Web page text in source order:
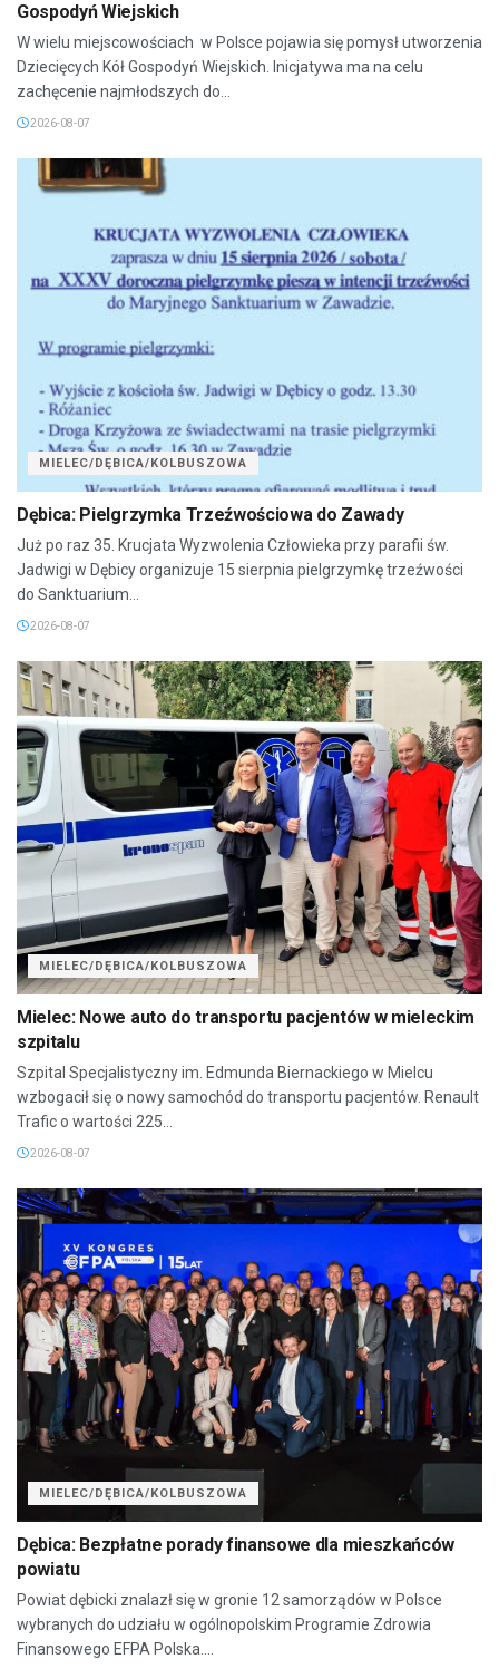
Gospodyń Wiejskich
W wielu miejscowościach w Polsce pojawia się pomysł utworzenia
Dziecięcych Kół Gospodyń Wiejskich. Inicjatywa ma na celu
zachęcenie najmłodszych do...
2026-08-07
MIELEC/DĘBICA/KOLBUSZOWA
Dębica: Pielgrzymka Trzeźwościowa do Zawady
Już po raz 35. Krucjata Wyzwolenia Człowieka przy parafii św.
Jadwigi w Dębicy organizuje 15 sierpnia pielgrzymkę trzeźwości
do Sanktuarium...
2026-08-07
MIELEC/DĘBICA/KOLBUSZOWA
Mielec: Nowe auto do transportu pacjentów w mieleckim
szpitalu
Szpital Specjalistyczny im. Edmunda Biernackiego w Mielcu
wzbogacił się o nowy samochód do transportu pacjentów. Renault
Trafic o wartości 225...
2026-08-07
MIELEC/DĘBICA/KOLBUSZOWA
Dębica: Bezpłatne porady finansowe dla mieszkańców
powiatu
Powiat dębicki znalazł się w gronie 12 samorządów w Polsce
wybranych do udziału w ogólnopolskim Programie Zdrowia
Finansowego EFPA Polska....